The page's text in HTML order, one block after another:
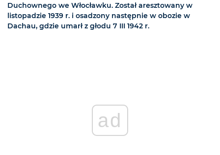
Duchownego we Włocławku. Został aresztowany w
listopadzie 1939 r. i osadzony następnie w obozie w
Dachau, gdzie umarł z głodu 7 III 1942 r.
ad